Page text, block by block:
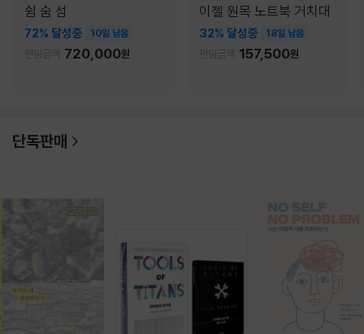
쉼 숨 섬
72% 달성중 10일 남음
펀딩금액 720,000원
이젤 원목 노트북 거치대
32% 달성중 18일 남음
펀딩금액 157,500원
단독판매